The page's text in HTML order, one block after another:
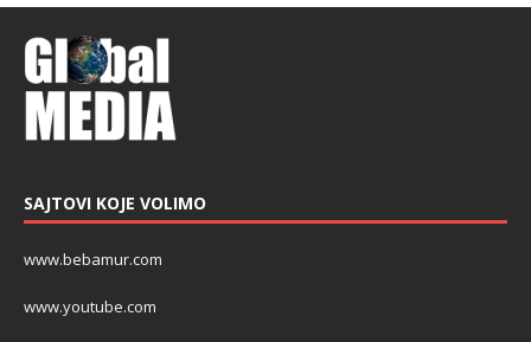
SAJTOVI KOJE VOLIMO
www.bebamur.com
www.youtube.com